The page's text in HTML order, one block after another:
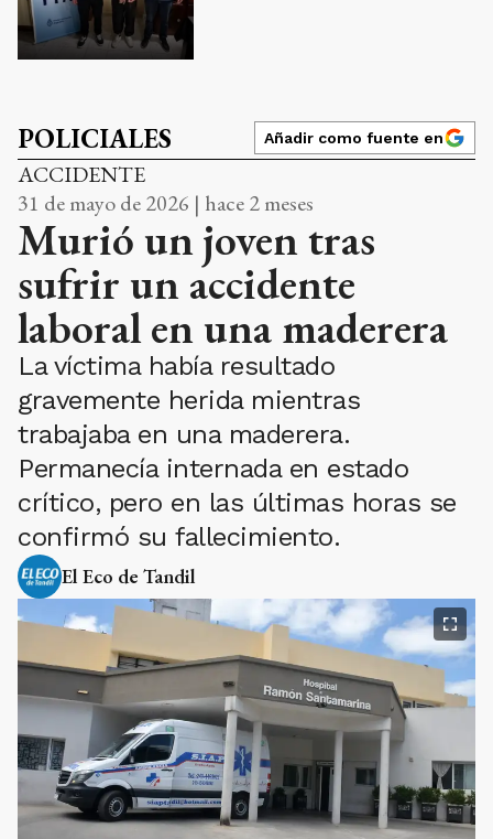
POLICIALES Añadir como fuente en
ACCIDENTE
31 de mayo de 2026 | hace 2 meses
Murió un joven tras
sufrir un accidente
laboral en una maderera
La víctima había resultado
gravemente herida mientras
trabajaba en una maderera.
Permanecía internada en estado
crítico, pero en las últimas horas se
confirmó su fallecimiento.
El Eco de Tandil